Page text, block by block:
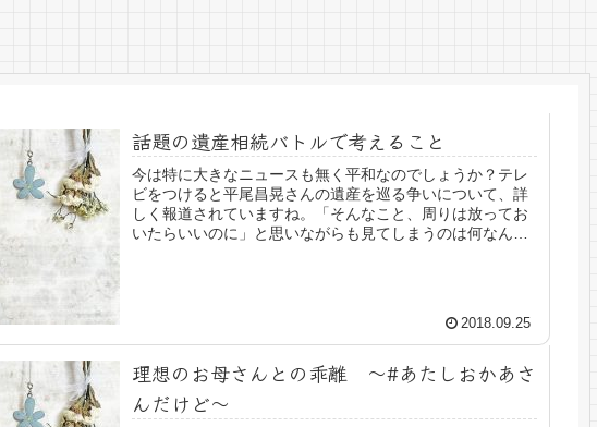
話題の遺産相続バトルで考えること
今は特に大きなニュースも無く平和なのでしょうか？テレ
ビをつけると平尾昌晃さんの遺産を巡る争いについて、詳
しく報道されていますね。「そんなこと、周りは放ってお
いたらいいのに」と思いながらも見てしまうのは何なんで
2018.09.25
理想のお母さんとの乖離 ～#あたしおかあさ
んだけど～